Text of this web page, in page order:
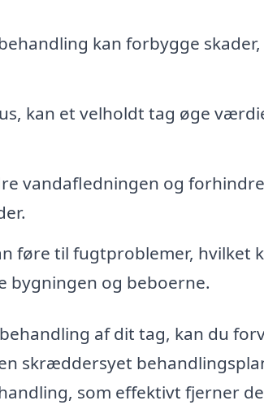
kan forbygge skader,
kan et velholdt tag øge
vandafledningen og forhindre
føre til fugtproblemer, hvilket
bygningen og beboerne.
af dit tag, kan du
skræddersyet
som effektivt fjerner